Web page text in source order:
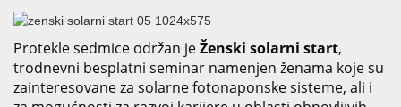
Protekle sedmice održan jeŽenski solarni start,
trodnevni besplatni seminar namenjen ženama koje su
zainteresovane za solarne fotonaponske sisteme, ali i